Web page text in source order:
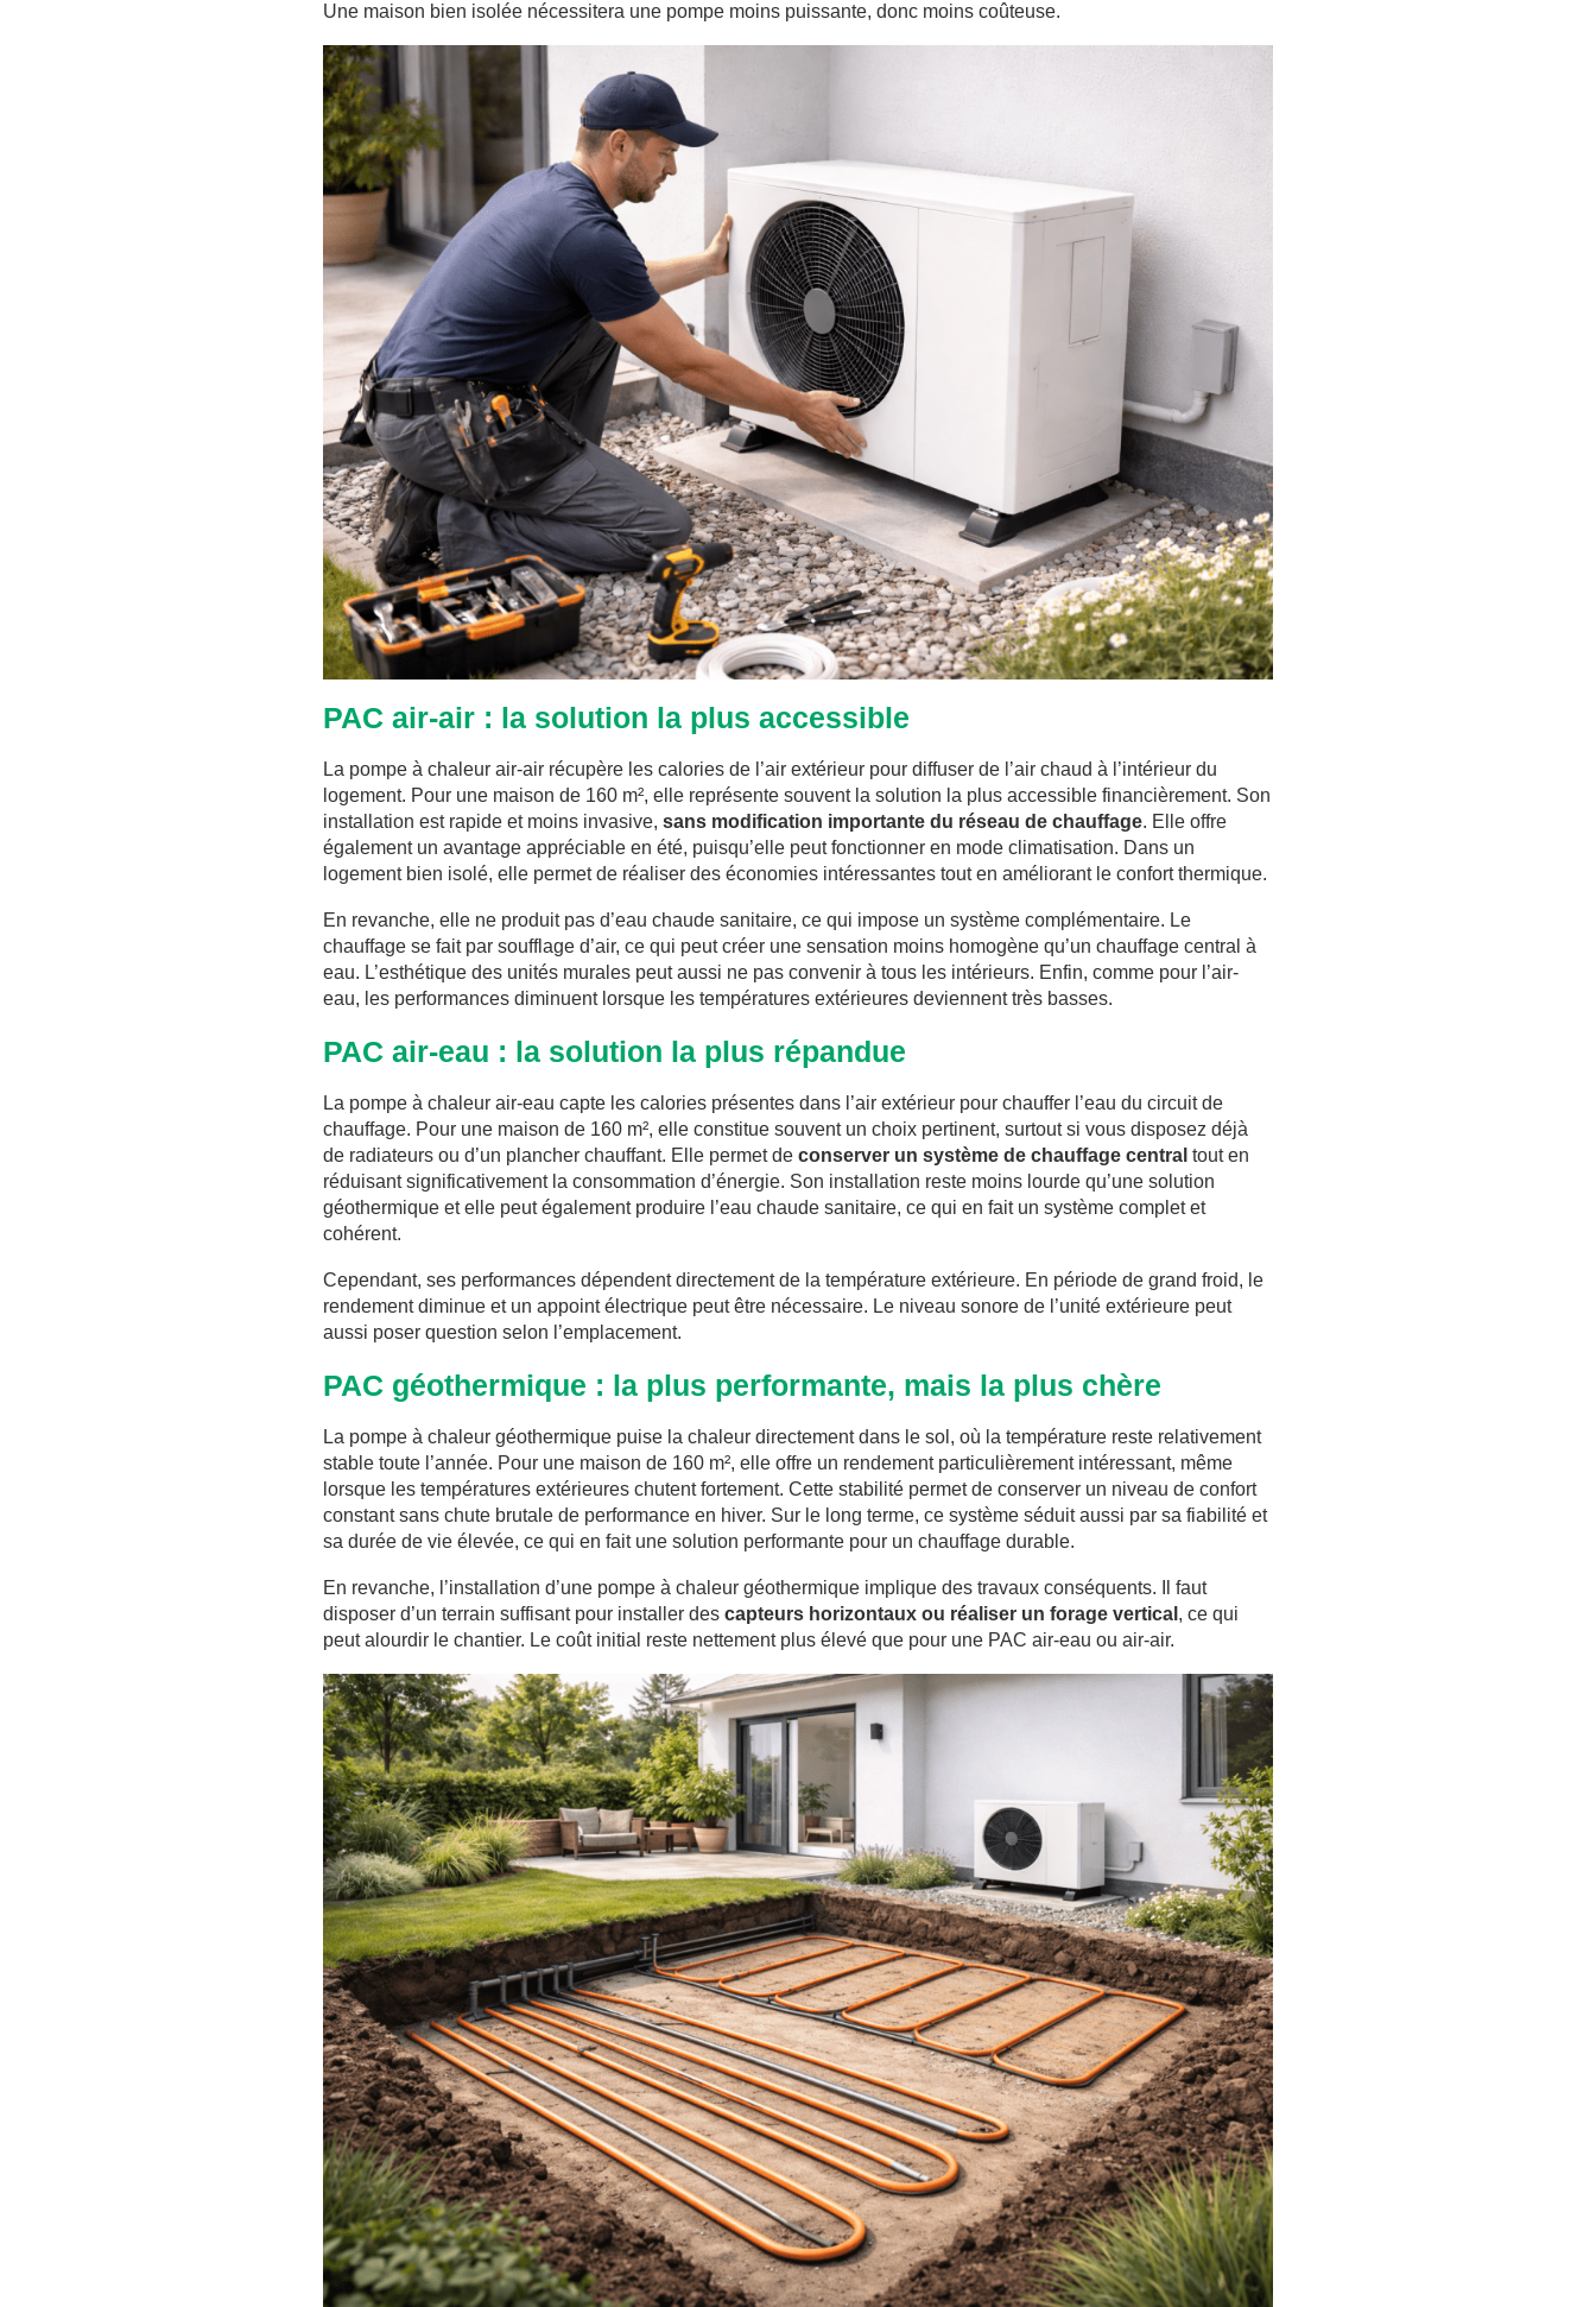
Une maison bien isolée nécessitera une pompe moins puissante, donc moins coûteuse.
PAC air-air : la solution la plus accessible
La pompe à chaleur air-air récupère les calories de l’air extérieur pour diffuser de l’air chaud à l’intérieur du
logement. Pour une maison de 160 m², elle représente souvent la solution la plus accessible financièrement. Son
installation est rapide et moins invasive, sans modification importante du réseau de chauffage. Elle offre
également un avantage appréciable en été, puisqu’elle peut fonctionner en mode climatisation. Dans un
logement bien isolé, elle permet de réaliser des économies intéressantes tout en améliorant le confort thermique.
En revanche, elle ne produit pas d’eau chaude sanitaire, ce qui impose un système complémentaire. Le
chauffage se fait par soufflage d’air, ce qui peut créer une sensation moins homogène qu’un chauffage central à
eau. L’esthétique des unités murales peut aussi ne pas convenir à tous les intérieurs. Enfin, comme pour l’air-
eau, les performances diminuent lorsque les températures extérieures deviennent très basses.
PAC air-eau : la solution la plus répandue
La pompe à chaleur air-eau capte les calories présentes dans l’air extérieur pour chauffer l’eau du circuit de
chauffage. Pour une maison de 160 m², elle constitue souvent un choix pertinent, surtout si vous disposez déjà
de radiateurs ou d’un plancher chauffant. Elle permet de conserver un système de chauffage central tout en
réduisant significativement la consommation d’énergie. Son installation reste moins lourde qu’une solution
géothermique et elle peut également produire l’eau chaude sanitaire, ce qui en fait un système complet et
cohérent.
Cependant, ses performances dépendent directement de la température extérieure. En période de grand froid, le
rendement diminue et un appoint électrique peut être nécessaire. Le niveau sonore de l’unité extérieure peut
aussi poser question selon l’emplacement.
PAC géothermique : la plus performante, mais la plus chère
La pompe à chaleur géothermique puise la chaleur directement dans le sol, où la température reste relativement
stable toute l’année. Pour une maison de 160 m², elle offre un rendement particulièrement intéressant, même
lorsque les températures extérieures chutent fortement. Cette stabilité permet de conserver un niveau de confort
constant sans chute brutale de performance en hiver. Sur le long terme, ce système séduit aussi par sa fiabilité et
sa durée de vie élevée, ce qui en fait une solution performante pour un chauffage durable.
En revanche, l’installation d’une pompe à chaleur géothermique implique des travaux conséquents. Il faut
disposer d’un terrain suffisant pour installer des capteurs horizontaux ou réaliser un forage vertical , ce qui
peut alourdir le chantier. Le coût initial reste nettement plus élevé que pour une PAC air-eau ou air-air.